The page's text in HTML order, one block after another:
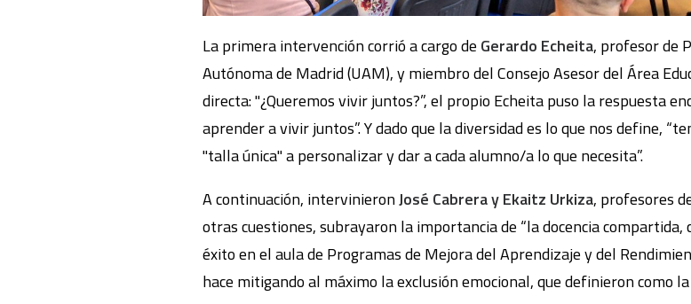
La primera intervención corrió a cargo de Gerardo Echeita, profesor de
Autónoma de Madrid (UAM), y miembro del Consejo Asesor del Área
directa: "¿Queremos vivir juntos?”, el propio Echeita puso la respuesta
aprender a vivir juntos”. Y dado que la diversidad es lo que nos define,
"talla única" a personalizar y dar a cada alumno/a lo que necesita”.
A continuación, intervinieronJosé Cabrera y Ekaitz Urkiza, profesores
otras cuestiones, subrayaron la importancia de “la docencia compartida,
éxito en el aula de Programas de Mejora del Aprendizaje y del
hace mitigando al máximo la exclusión emocional, que definieron como la